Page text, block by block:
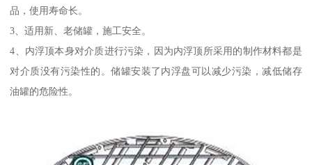
品，使用寿命长。
3、适用新、老储罐，施工安全。
4、内浮顶本身对介质进行污染，因为内浮顶所采用的制作材料都是
对介质没有污染性的。储罐安装了内浮盘可以减少污染，减低储存
油罐的危险性。